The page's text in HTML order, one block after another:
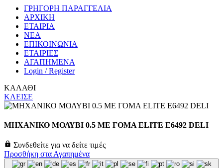
ΓΡΗΓΟΡΗ ΠΑΡΑΓΓΕΛΙΑ
ΑΡΧΙΚΗ
ΕΤΑΙΡΙΑ
ΝΕΑ
ΕΠΙΚΟΙΝΩΝΙΑ
ΕΤΑΙΡΙΕΣ
ΑΓΑΠΗΜΕΝΑ
Login / Register
ΚΑΛΑΘΙ
ΚΛΕΙΣΕ
ΜΗΧΑΝΙΚΟ ΜΟΛΥΒΙ 0.5 ΜΕ ΓΟΜΑ ELITE E6492 DELI
Συνδεθείτε για να δείτε τιμές
Προσθήκη στα Αγαπημένα